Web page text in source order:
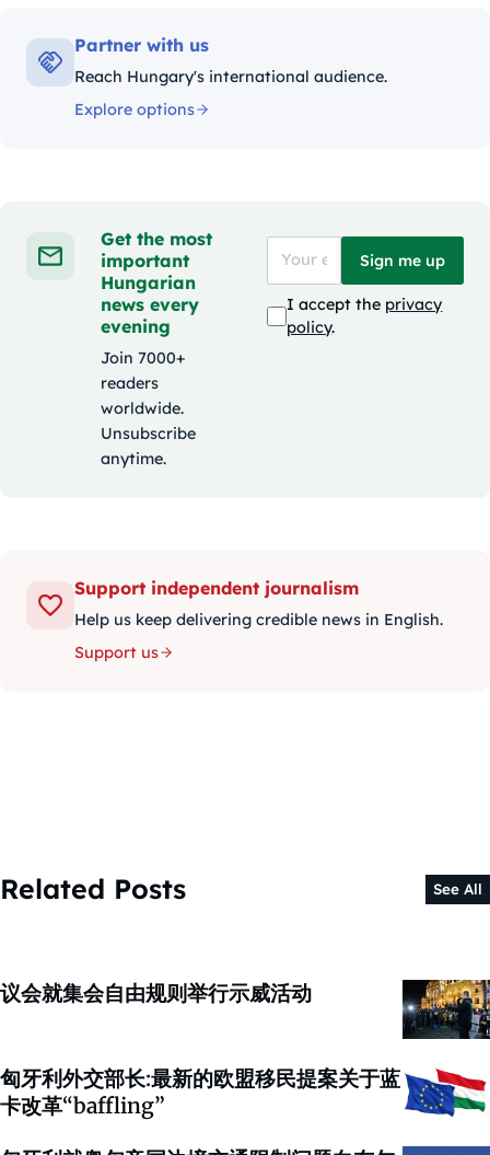
Partner with us
Reach Hungary's international audience.
Explore options
Get the most
important
Hungarian
news every
evening
Join 7000+
readers
worldwide.
Unsubscribe
anytime.
Sign me up
I accept the privacy
policy.
Support independent journalism
Help us keep delivering credible news in English.
Support us
Related Posts See All
议会就集会自由规则举行示威活动
匈牙利外交部长:最新的欧盟移民提案关于蓝
卡改革“baffling”